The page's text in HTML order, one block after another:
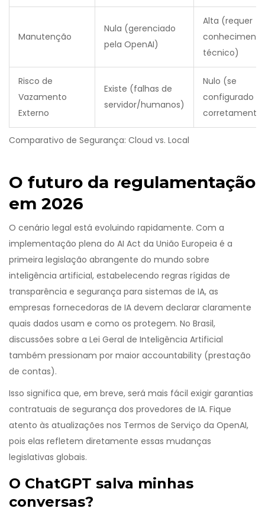
Comparativo de Segurança: Cloud vs. Local
Manutenção
Nula (gerenciado
pela OpenAI)
Alta (requer
conhecimento
técnico)
Risco de
Vazamento
Externo
Existe (falhas de
servidor/humanos)
Nulo (se
configurado
O futuro da regulamentação
em 2026
O cenário legal está evoluindo rapidamente. Com a
implementação plena do AI Act da União Europeia é a
primeira legislação abrangente do mundo sobre
inteligência artificial, estabelecendo regras rígidas de
transparência e segurança para sistemas de IA, as
empresas fornecedoras de IA devem declarar claramente
quais dados usam e como os protegem. No Brasil,
discussões sobre a Lei Geral de Inteligência Artificial
também pressionam por maior accountability (prestação
de contas).
Isso significa que, em breve, será mais fácil exigir garantias
contratuais de segurança dos provedores de IA. Fique
atento às atualizações nos Termos de Serviço da OpenAI,
pois elas refletem diretamente essas mudanças
legislativas globais.
O ChatGPT salva minhas
conversas?